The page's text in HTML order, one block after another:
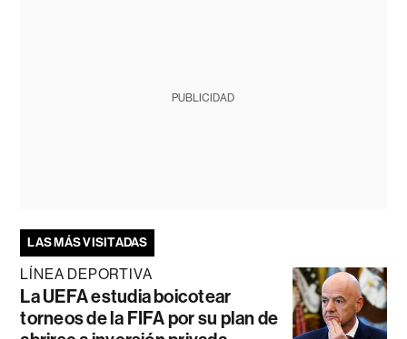
PUBLICIDAD
LAS MÁS VISITADAS
LÍNEA DEPORTIVA
La UEFA estudia boicotear
torneos de la FIFA por su plan de